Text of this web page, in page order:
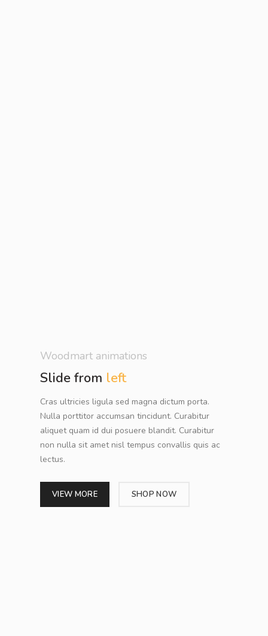
Woodmart animations
Slide from left
Cras ultricies ligula sed magna dictum porta.
Nulla porttitor accumsan tincidunt. Curabitur
aliquet quam id dui posuere blandit. Curabitur
non nulla sit amet nisl tempus convallis quis ac
lectus.
VIEW MORE SHOP NOW